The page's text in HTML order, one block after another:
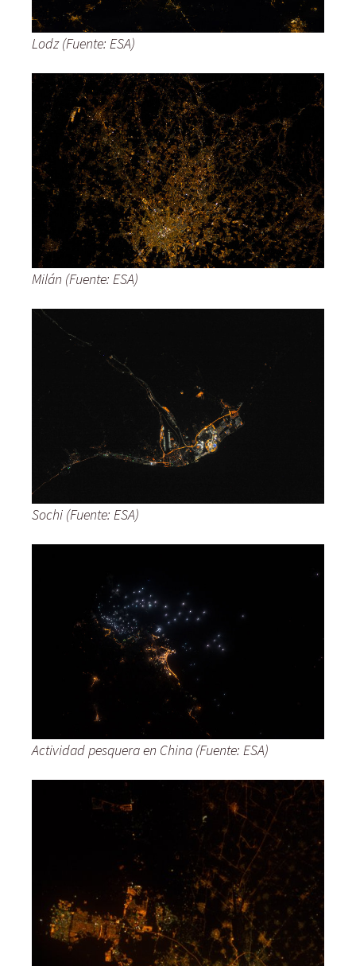
Lodz (Fuente: ESA)
Milán (Fuente: ESA)
Sochi (Fuente: ESA)
Actividad pesquera en China (Fuente: ESA)